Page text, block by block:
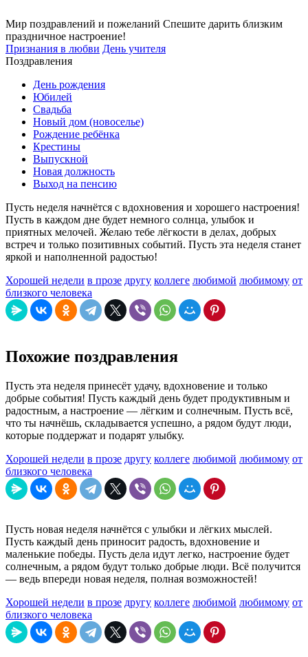
Мир поздравлений и пожеланий Спешите дарить близким
праздничное настроение!
Признания в любви День учителя
Поздравления
День рождения
Юбилей
Свадьба
Новый дом (новоселье)
Рождение ребёнка
Крестины
Выпускной
Новая должность
Выход на пенсию
Пусть неделя начнётся с вдохновения и хорошего настроения!
Пусть в каждом дне будет немного солнца, улыбок и
приятных мелочей. Желаю тебе лёгкости в делах, добрых
встреч и только позитивных событий. Пусть эта неделя станет
яркой и наполненной радостью!
Хорошей недели в прозе другу коллеге любимой любимому от
близкого человека
Похожие поздравления
Пусть эта неделя принесёт удачу, вдохновение и только
добрые события! Пусть каждый день будет продуктивным и
радостным, а настроение — лёгким и солнечным. Пусть всё,
что ты начнёшь, складывается успешно, а рядом будут люди,
которые поддержат и подарят улыбку.
Хорошей недели в прозе другу коллеге любимой любимому от
близкого человека
Пусть новая неделя начнётся с улыбки и лёгких мыслей.
Пусть каждый день приносит радость, вдохновение и
маленькие победы. Пусть дела идут легко, настроение будет
солнечным, а рядом будут только добрые люди. Всё получится
— ведь впереди новая неделя, полная возможностей!
Хорошей недели в прозе другу коллеге любимой любимому от
близкого человека